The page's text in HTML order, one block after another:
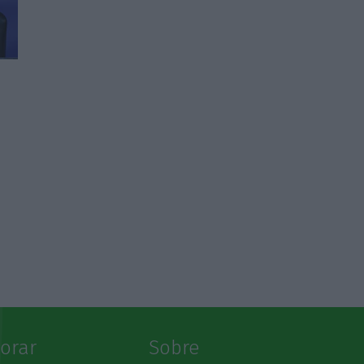
Sobre